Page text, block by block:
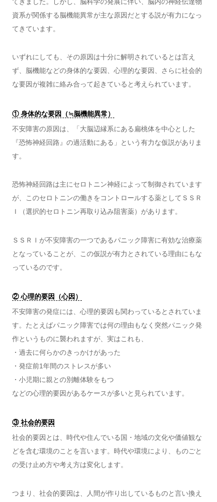
資系が関係する脳機能異常が主な原因だとする説が有力になっ
てきています。
いずれにしても、その原因は十分に解明されているとは言え
ず、脳機能などの身体的な要因、心理的な要因、さらに社会的
な要因が複雑に絡み合って起きていると考えられています。
① 身体的な要因（≒脳機能異常）
不安障害の原因は、「大脳辺縁系にある扁桃体を中心とした
『恐怖神経回路』の過活動にある」という有力な仮説がありま
す。
恐怖神経回路は主にセロトニン神経によって制御されています
が、このセロトニンの働きをコントロールする薬としてＳＳＲ
Ｉ（選択的セロトニン再取り込み阻害薬）があります。
ＳＳＲＩが不安障害の一つであるパニック障害に有効な治療薬
となっていることが、この仮説が有力とされている理由にもな
っているのです。
② 心理的要因（心因）
不安障害の発症には、心理的要因も関わっているとされていま
す。たとえばパニック障害では何の理由もなく突然パニック発
作というものに襲われますが、実はこれも、
・過去に何らかのきっかけがあった
・発症前1年間のストレスが多い
・小児期に親との別離体験をもつ
などの心理的要因があるケースが多いと見られています。
③ 社会的要因
社会的要因とは、時代や住んでいる国・地域の文化や価値観な
どを含む環境のことを言います。時代や環境により、ものごと
の受け止め方や考え方は変化します。
つまり、社会的要因は、人間が作り出しているものと言い換え